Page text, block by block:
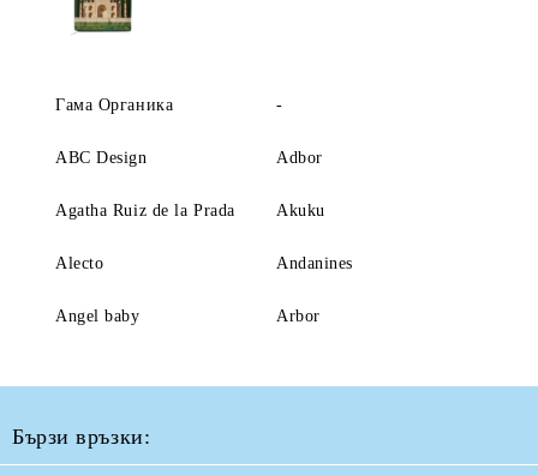
Гама Органика -
ABC Design Adbor
Agatha Ruiz de la Prada Akuku
Alecto Andanines
Angel baby Arbor
Бързи връзки: